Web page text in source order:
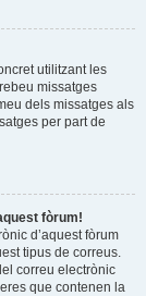
utilitzant les
missatges
dels missatges als
per part de
fòrum!
d’aquest fòrum
tipus de correus.
correu electrònic
que contenen la